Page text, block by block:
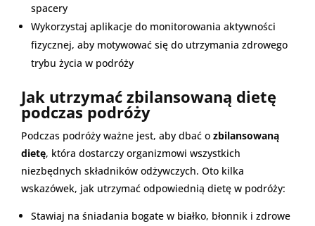
spacery
Wykorzystaj aplikacje do monitorowania aktywności
fizycznej, aby motywować się do utrzymania zdrowego
trybu życia w podróży
Jak utrzymać zbilansowaną dietę
podczas podróży
Podczas podróży ważne jest, aby dbać o zbilansowaną
dietę, która dostarczy organizmowi wszystkich
niezbędnych składników odżywczych. Oto kilka
wskazówek, jak utrzymać odpowiednią dietę w podróży:
Stawiaj na śniadania bogate w białko, błonnik i zdrowe